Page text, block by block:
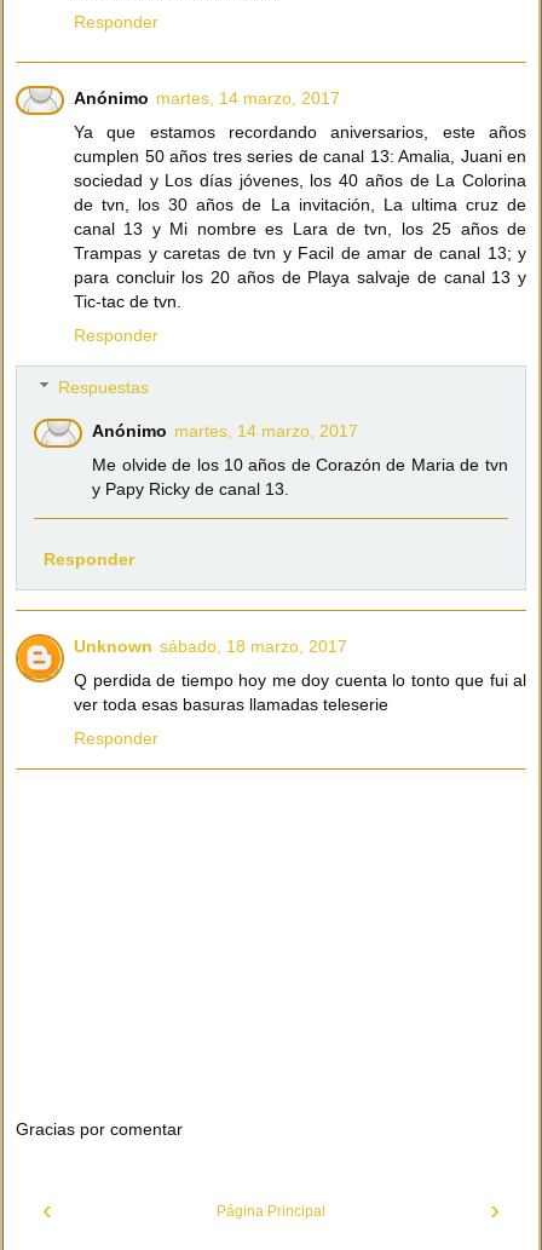
Responder
Anónimo martes, 14 marzo, 2017
Ya que estamos recordando aniversarios, este años
cumplen 50 años tres series de canal 13: Amalia, Juani en
sociedad y Los días jóvenes, los 40 años de La Colorina
de tvn, los 30 años de La invitación, La ultima cruz de
canal 13 y Mi nombre es Lara de tvn, los 25 años de
Trampas y caretas de tvn y Facil de amar de canal 13; y
para concluir los 20 años de Playa salvaje de canal 13 y
Tic-tac de tvn.
Responder
Respuestas
Anónimo martes, 14 marzo, 2017
Me olvide de los 10 años de Corazón de Maria de tvn
y Papy Ricky de canal 13.
Responder
Unknown sábado, 18 marzo, 2017
Q perdida de tiempo hoy me doy cuenta lo tonto que fui al
ver toda esas basuras llamadas teleserie
Responder
Gracias por comentar
‹ ›
Página Principal